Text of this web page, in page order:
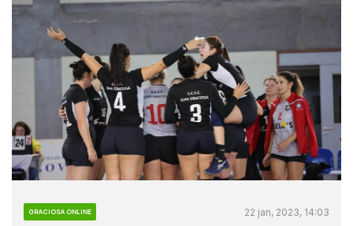
GRACIOSA ONLINE 22 jan, 2023, 14:03